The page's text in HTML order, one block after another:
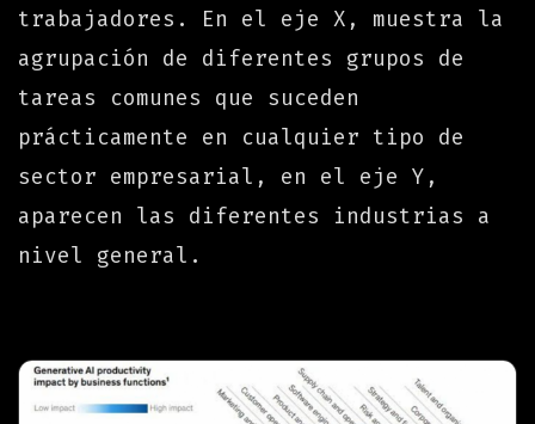
trabajadores. En el eje X, muestra la
agrupación de diferentes grupos de
tareas comunes que suceden
prácticamente en cualquier tipo de
sector empresarial, en el eje Y,
aparecen las diferentes industrias a
nivel general.